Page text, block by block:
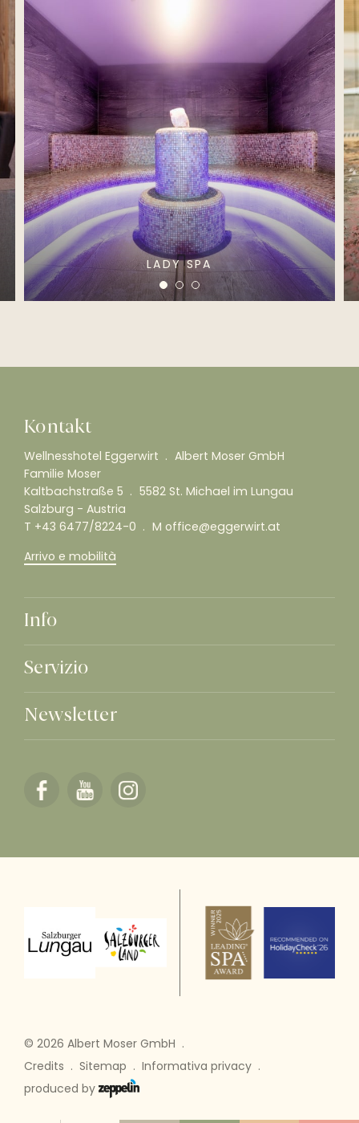
LADY SPA
Kontakt
Wellnesshotel Eggerwirt
Albert Moser GmbH
Familie Moser
Kaltbachstraße 5
5582 St. Michael im Lungau
Salzburg - Austria
T +43 6477/8224-0 M office@eggerwirt.at
Arrivo e mobilità
Info
Servizio
Newsletter
© 2026 Albert Moser GmbH .
Credits .Sitemap .Informativa privacy .
produced by